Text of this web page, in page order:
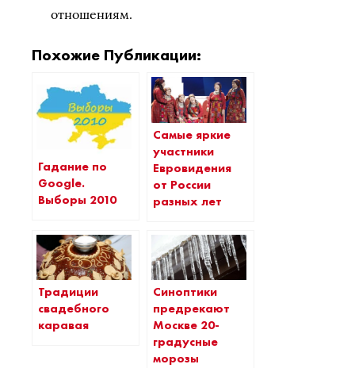
отношениям.
Похожие Публикации:
Гадание по
Google.
Выборы 2010
Самые яркие
участники
Евровидения
от России
разных лет
Традиции
свадебного
каравая
Синоптики
предрекают
Москве 20-
градусные
морозы